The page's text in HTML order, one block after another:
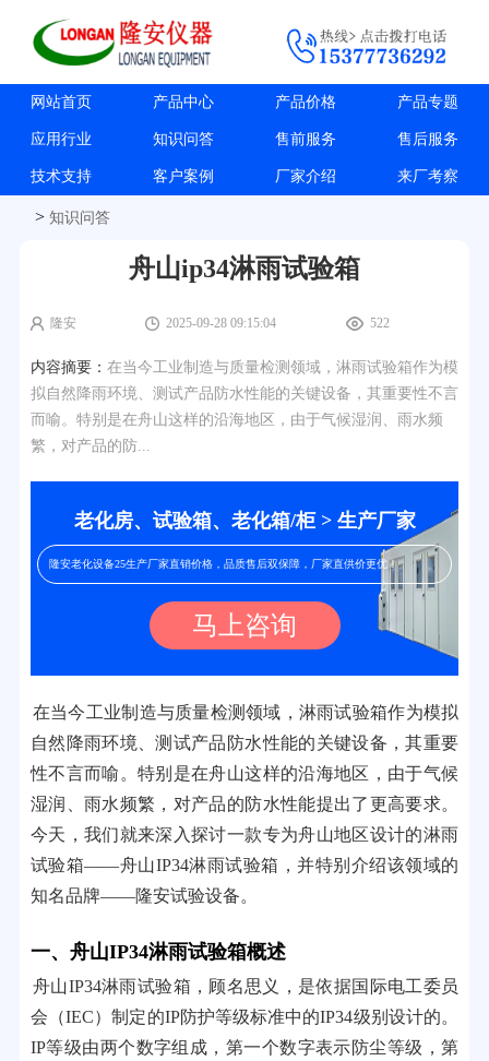
网站首页 产品中心 产品价格 产品专题
应用行业 知识问答 售前服务 售后服务
技术支持 客户案例 厂家介绍 来厂考察
> 知识问答
舟山ip34淋雨试验箱
隆安 2025-09-28 09:15:04 522
内容摘要： 在当今工业制造与质量检测领域，淋雨试验箱作为模
拟自然降雨环境、测试产品防水性能的关键设备，其重要性不言
而喻。特别是在舟山这样的沿海地区，由于气候湿润、雨水频
繁，对产品的防...
老化房、试验箱、老化箱/柜 > 生产厂家
隆安老化设备25生产厂家直销价格，品质售后双保障，厂家直供价更优！
马上咨询
在当今工业制造与质量检测领域，淋雨试验箱作为模拟
自然降雨环境、测试产品防水性能的关键设备，其重要
性不言而喻。特别是在舟山这样的沿海地区，由于气候
湿润、雨水频繁，对产品的防水性能提出了更高要求。
今天，我们就来深入探讨一款专为舟山地区设计的淋雨
试验箱——舟山IP34淋雨试验箱，并特别介绍该领域的
知名品牌——隆安试验设备。
一、舟山IP34淋雨试验箱概述
舟山IP34淋雨试验箱，顾名思义，是依据国际电工委员
会（IEC）制定的IP防护等级标准中的IP34级别设计的。
IP等级由两个数字组成，第一个数字表示防尘等级，第